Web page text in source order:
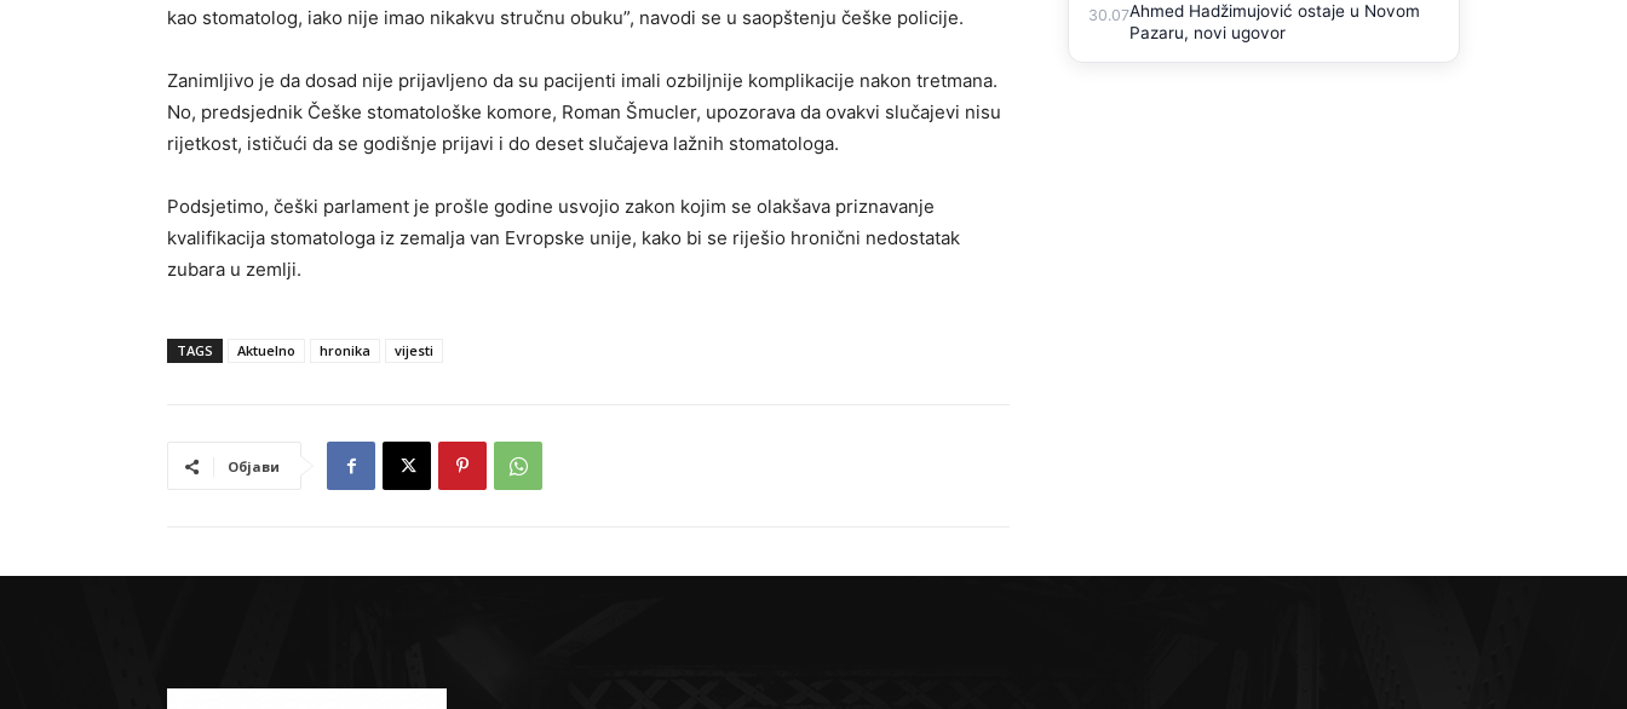
kao stomatolog, iako nije imao nikakvu stručnu obuku”, navodi se u saopštenju češke policije.
Zanimljivo je da dosad nije prijavljeno da su pacijenti imali ozbiljnije komplikacije nakon tretmana.
No, predsjednik Češke stomatološke komore, Roman Šmucler, upozorava da ovakvi slučajevi nisu
rijetkost, ističući da se godišnje prijavi i do deset slučajeva lažnih stomatologa.
Podsjetimo, češki parlament je prošle godine usvojio zakon kojim se olakšava priznavanje
kvalifikacija stomatologa iz zemalja van Evropske unije, kako bi se riješio hronični nedostatak
zubara u zemlji.
TAGS Aktuelno hronika vijesti
Објави
30.07Ahmed Hadžimujović ostaje u Novom
Pazaru, novi ugovor